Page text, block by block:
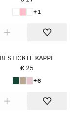
+1
BESTICKTE KAPPE
€ 25
+6